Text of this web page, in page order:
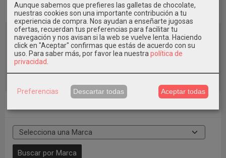
38,95 € 28,95 €
64,95 €
18,95 €
Aunque sabemos que prefieres las galletas de chocolate,
nuestras cookies son una importante contribución a tu
experiencia de compra. Nos ayudan a enseñarte jugosas
ofertas, recuerdan tus preferencias para facilitar tu
navegación y nos avisan si la web se vuelve lenta. Haciendo
click en "Aceptar" confirmas que estás de acuerdo con su
uso. Para saber más, por favor lea nuestra política de
privacidad
Preferencias Descartar todas Aceptar todas